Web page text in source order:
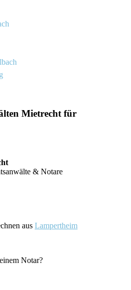
Mietrecht für
& Notare
aus Lampertheim
Notar?